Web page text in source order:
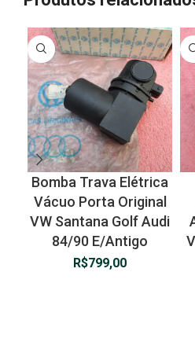
Bomba Trava Elétrica
Vácuo Porta Original
VW Santana Golf Audi
84/90 E/Antigo
R$799,00